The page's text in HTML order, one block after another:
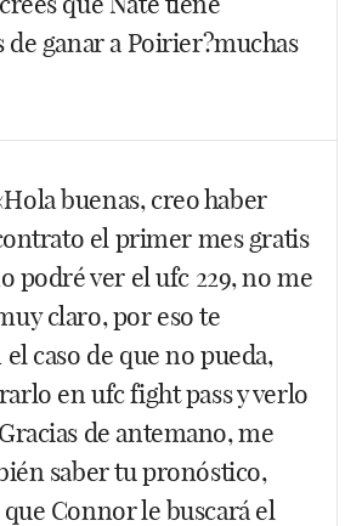
WhatsApp
ganar a Poirier?muchas
es buenísimo, siempre se
mucho espectáculo y aunque en
ha sufrido, tiene una flor en
gane a Pettis y que pueda
del Khabib/McGregor. En
decepcionado con él desde el
enfrentó a McGregor. Perdió muy
es que lleva una racha buena.
artista marcial mixto es más
Díaz pero un Díaz siempre es
buenas, creo haber
el primer mes gratis
podré ver el ufc 229, no me
claro, por eso te
caso de que no pueda,
en ufc fight pass y verlo
de antemano, me
saber tu pronóstico,
Connor le buscará el